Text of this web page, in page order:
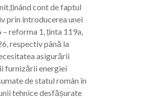
cont de faptul
prin introducerea unei
reforma 1, ținta 119a,
respectiv până la
asigurării
furnizării energiei
de statul român în
tehnice desfășurate